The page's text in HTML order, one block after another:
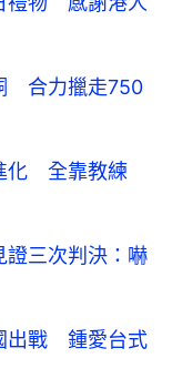
合力擸走750
化 全靠教練
證三次判決：嚇
出戰 鍾愛台式